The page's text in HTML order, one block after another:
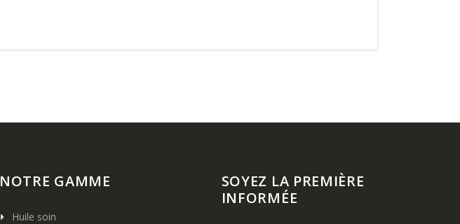
NOTRE GAMME
Huile soin
SOYEZ LA PREMIÈRE
INFORMÉE